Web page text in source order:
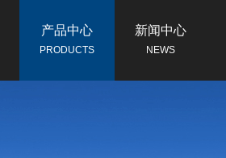
产品中心
PRODUCTS
新闻中心
NEWS